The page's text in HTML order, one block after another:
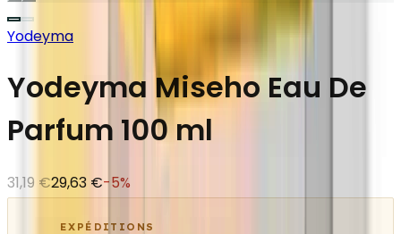
Yodeyma
Yodeyma Miseho Eau De
Parfum 100 ml
31,19 €29,63 €-5%
EXPÉDITIONS